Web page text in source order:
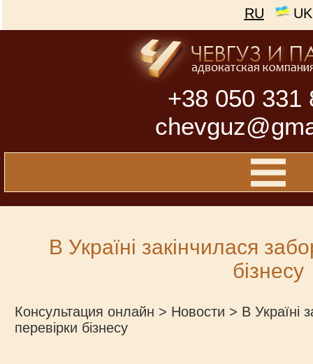
RU UK
+38 050 331
В Україні закінчилася
бізнесу
Консультация онлайн > Новости > В Україні
перевірки бізнесу